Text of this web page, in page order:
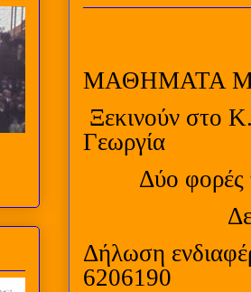
ΜΑΘΗΜΑΤΑ
Ξεκινούν στο
Γεωργία
Δύο φορές
Δήλωση
6206190